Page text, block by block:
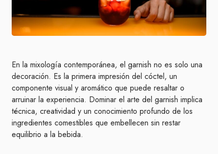
En la mixología contemporánea, el garnish no es solo una
decoración. Es la primera impresión del cóctel, un
componente visual y aromático que puede resaltar o
arruinar la experiencia. Dominar el arte del garnish implica
técnica, creatividad y un conocimiento profundo de los
ingredientes comestibles que embellecen sin restar
equilibrio a la bebida.